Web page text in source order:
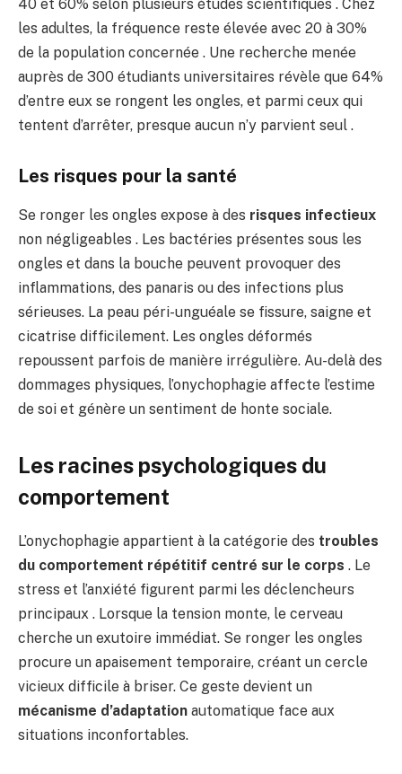
40 et 60% selon plusieurs études scientifiques . Chez
les adultes, la fréquence reste élevée avec 20 à 30%
de la population concernée . Une recherche menée
auprès de 300 étudiants universitaires révèle que 64%
d’entre eux se rongent les ongles, et parmi ceux qui
tentent d’arrêter, presque aucun n’y parvient seul .
Les risques pour la santé
Se ronger les ongles expose à des risques infectieux
non négligeables . Les bactéries présentes sous les
ongles et dans la bouche peuvent provoquer des
inflammations, des panaris ou des infections plus
sérieuses. La peau péri-unguéale se fissure, saigne et
cicatrise difficilement. Les ongles déformés
repoussent parfois de manière irrégulière. Au-delà des
dommages physiques, l’onychophagie affecte l’estime
de soi et génère un sentiment de honte sociale.
Les racines psychologiques du
comportement
L’onychophagie appartient à la catégorie des troubles
du comportement répétitif centré sur le corps . Le
stress et l’anxiété figurent parmi les déclencheurs
principaux . Lorsque la tension monte, le cerveau
cherche un exutoire immédiat. Se ronger les ongles
procure un apaisement temporaire, créant un cercle
vicieux difficile à briser. Ce geste devient un
mécanisme d’adaptation automatique face aux
situations inconfortables.